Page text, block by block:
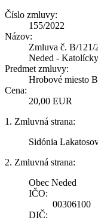
Číslo zmluvy:
155/2022
Názov:
Zmluva č. B/121/
Neded - Katolícky
Predmet zmluvy:
Hrobové miesto
Cena:
20,00 EUR
1. Zmluvná strana:
Sidónia
2. Zmluvná strana:
Obec Neded
IČO:
00306100
DIČ: